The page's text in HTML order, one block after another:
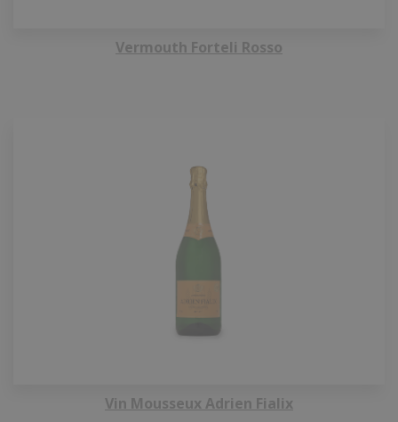
Vermouth Forteli Rosso
Vin Mousseux Adrien Fialix